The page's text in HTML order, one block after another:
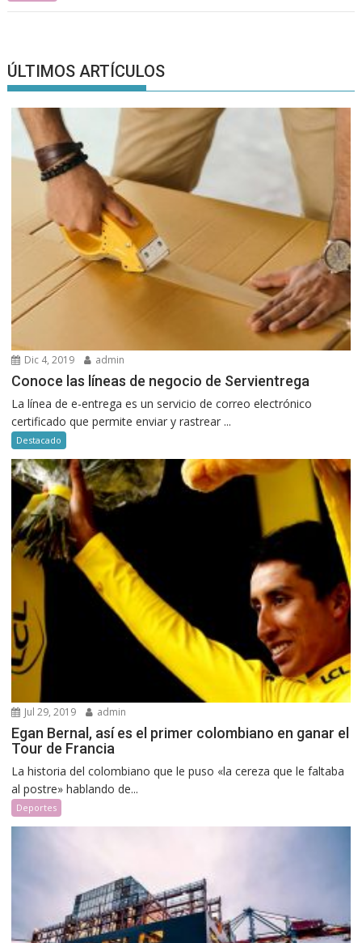
ÚLTIMOS ARTÍCULOS
Dic 4, 2019 admin
Conoce las líneas de negocio de Servientrega
La línea de e-entrega es un servicio de correo electrónico
certificado que permite enviar y rastrear ...
Destacado
Jul 29, 2019 admin
Egan Bernal, así es el primer colombiano en ganar el
Tour de Francia
La historia del colombiano que le puso «la cereza que le faltaba
al postre» hablando de...
Deportes